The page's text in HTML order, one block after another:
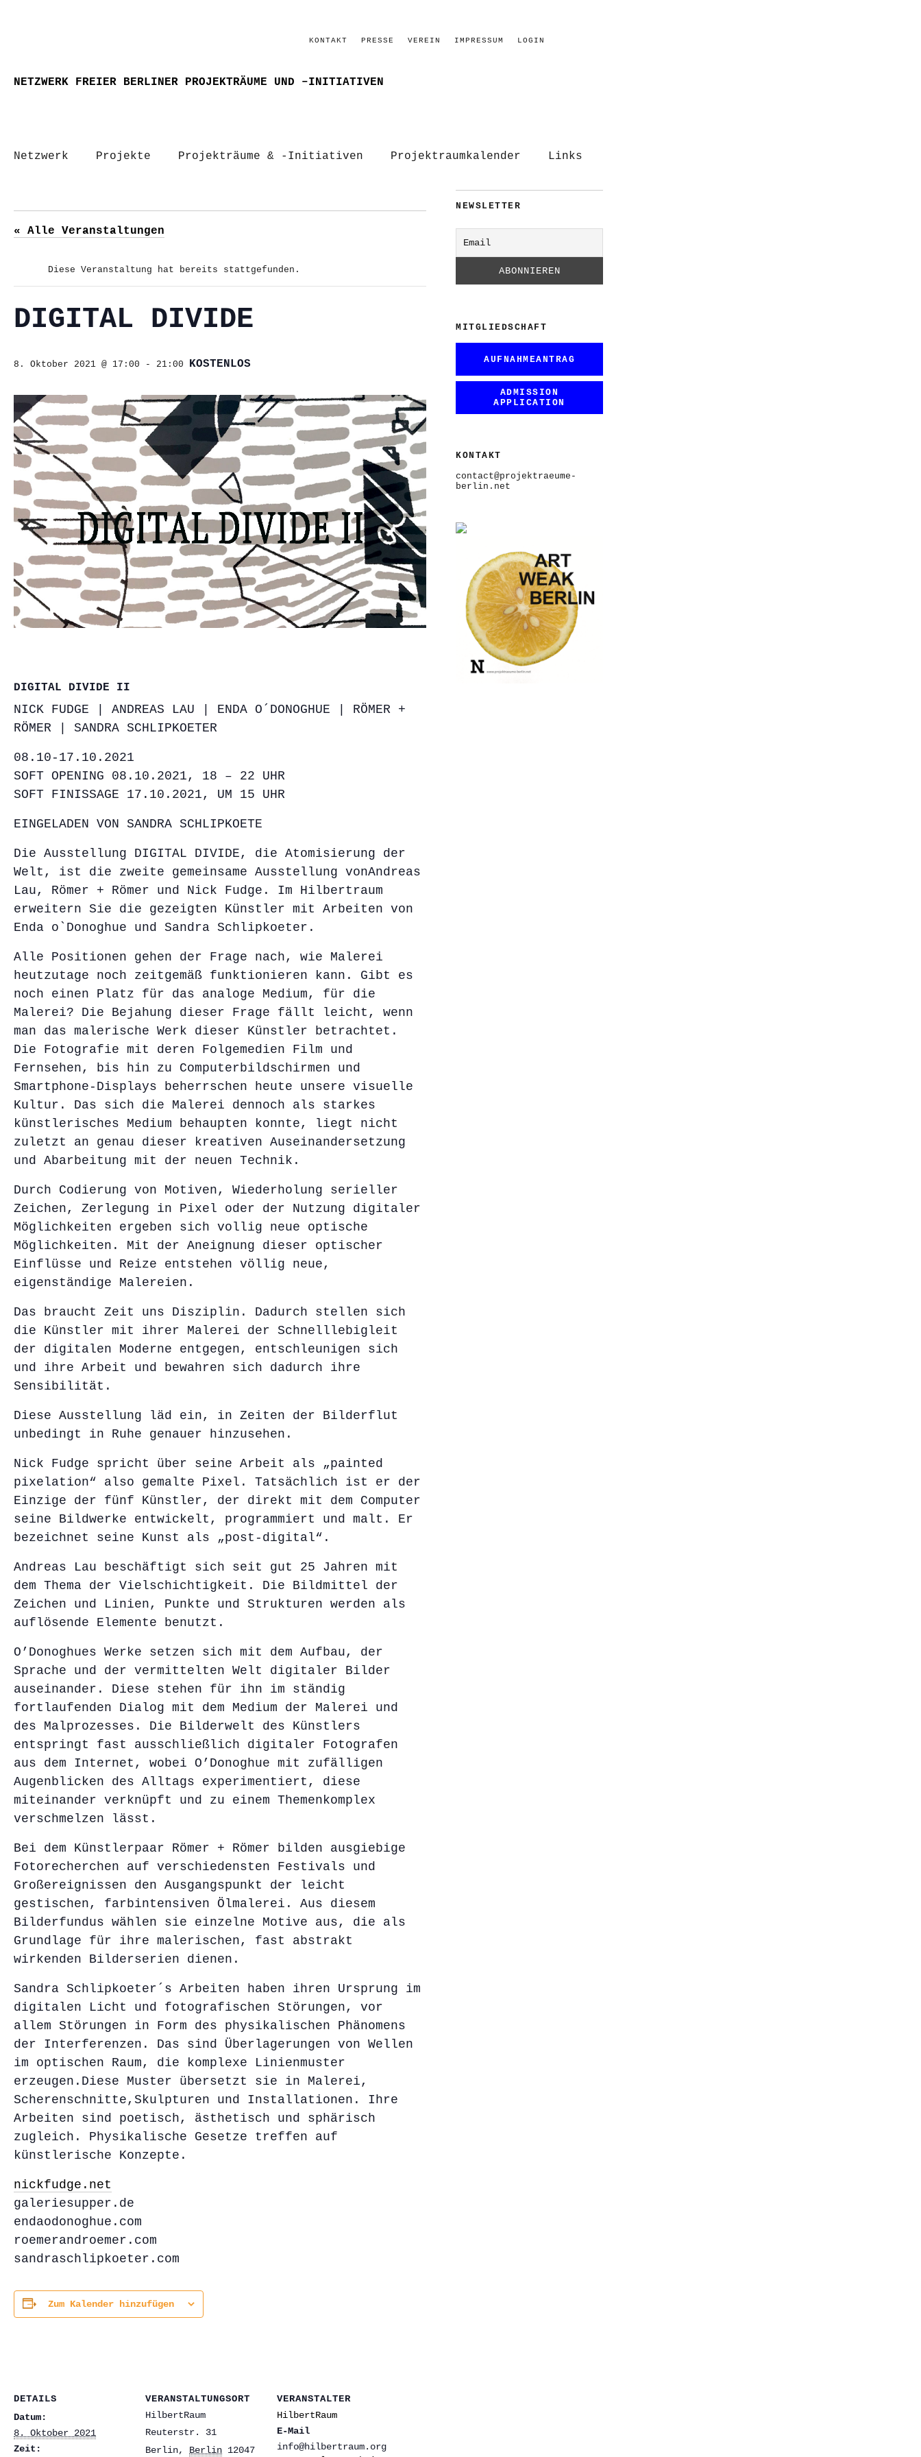
KONTAKT PRESSE VEREIN IMPRESSUM LOGIN
NETZWERK FREIER BERLINER PROJEKTRÄUME UND –INITIATIVEN
Netzwerk Projekte Projekträume & -Initiativen Projektraumkalender Links
« Alle Veranstaltungen
Diese Veranstaltung hat bereits stattgefunden.
DIGITAL DIVIDE
8. Oktober 2021 @ 17:00 - 21:00 KOSTENLOS
DIGITAL DIVIDE II
NICK FUDGE | ANDREAS LAU | ENDA O´DONOGHUE | RÖMER +
RÖMER | SANDRA SCHLIPKOETER
08.10-17.10.2021
SOFT OPENING 08.10.2021, 18 – 22 UHR
SOFT FINISSAGE 17.10.2021, UM 15 UHR
EINGELADEN VON SANDRA SCHLIPKOETE
Die Ausstellung DIGITAL DIVIDE, die Atomisierung der
Welt, ist die zweite gemeinsame Ausstellung vonAndreas
Lau, Römer + Römer und Nick Fudge. Im Hilbertraum
erweitern Sie die gezeigten Künstler mit Arbeiten von
Enda o`Donoghue und Sandra Schlipkoeter.
Alle Positionen gehen der Frage nach, wie Malerei
heutzutage noch zeitgemäß funktionieren kann. Gibt es
noch einen Platz für das analoge Medium, für die
Malerei? Die Bejahung dieser Frage fällt leicht, wenn
man das malerische Werk dieser Künstler betrachtet.
Die Fotografie mit deren Folgemedien Film und
Fernsehen, bis hin zu Computerbildschirmen und
Smartphone-Displays beherrschen heute unsere visuelle
Kultur. Das sich die Malerei dennoch als starkes
künstlerisches Medium behaupten konnte, liegt nicht
zuletzt an genau dieser kreativen Auseinandersetzung
und Abarbeitung mit der neuen Technik.
Durch Codierung von Motiven, Wiederholung serieller
Zeichen, Zerlegung in Pixel oder der Nutzung digitaler
Möglichkeiten ergeben sich vollig neue optische
Möglichkeiten. Mit der Aneignung dieser optischer
Einflüsse und Reize entstehen völlig neue,
eigenständige Malereien.
Das braucht Zeit uns Disziplin. Dadurch stellen sich
die Künstler mit ihrer Malerei der Schnelllebigleit
der digitalen Moderne entgegen, entschleunigen sich
und ihre Arbeit und bewahren sich dadurch ihre
Sensibilität.
Diese Ausstellung läd ein, in Zeiten der Bilderflut
unbedingt in Ruhe genauer hinzusehen.
Nick Fudge spricht über seine Arbeit als „painted
pixelation“ also gemalte Pixel. Tatsächlich ist er der
Einzige der fünf Künstler, der direkt mit dem Computer
seine Bildwerke entwickelt, programmiert und malt. Er
bezeichnet seine Kunst als „post-digital“.
Andreas Lau beschäftigt sich seit gut 25 Jahren mit
dem Thema der Vielschichtigkeit. Die Bildmittel der
Zeichen und Linien, Punkte und Strukturen werden als
auflösende Elemente benutzt.
O’Donoghues Werke setzen sich mit dem Aufbau, der
Sprache und der vermittelten Welt digitaler Bilder
auseinander. Diese stehen für ihn im ständig
fortlaufenden Dialog mit dem Medium der Malerei und
des Malprozesses. Die Bilderwelt des Künstlers
entspringt fast ausschließlich digitaler Fotografen
aus dem Internet, wobei O’Donoghue mit zufälligen
Augenblicken des Alltags experimentiert, diese
miteinander verknüpft und zu einem Themenkomplex
verschmelzen lässt.
Bei dem Künstlerpaar Römer + Römer bilden ausgiebige
Fotorecherchen auf verschiedensten Festivals und
Großereignissen den Ausgangspunkt der leicht
gestischen, farbintensiven Ölmalerei. Aus diesem
Bilderfundus wählen sie einzelne Motive aus, die als
Grundlage für ihre malerischen, fast abstrakt
wirkenden Bilderserien dienen.
Sandra Schlipkoeter´s Arbeiten haben ihren Ursprung im
digitalen Licht und fotografischen Störungen, vor
allem Störungen in Form des physikalischen Phänomens
der Interferenzen. Das sind Überlagerungen von Wellen
im optischen Raum, die komplexe Linienmuster
erzeugen.Diese Muster übersetzt sie in Malerei,
Scherenschnitte,Skulpturen und Installationen. Ihre
Arbeiten sind poetisch, ästhetisch und sphärisch
zugleich. Physikalische Gesetze treffen auf
künstlerische Konzepte.
nickfudge.net
galeriesupper.de
endaodonoghue.com
roemerandroemer.com
sandraschlipkoeter.com
Zum Kalender hinzufügen
DETAILS
Datum:
8. Oktober 2021
Zeit:
VERANSTALTUNGSORT
HilbertRaum
Reuterstr. 31
Berlin, Berlin 12047
VERANSTALTER
HilbertRaum
E-Mail
info@hilbertraum.org
NEWSLETTER
MITGLIEDSCHAFT
AUFNAHMEANTRAG
ADMISSION
APPLICATION
KONTAKT
contact@projektraeume-
berlin.net